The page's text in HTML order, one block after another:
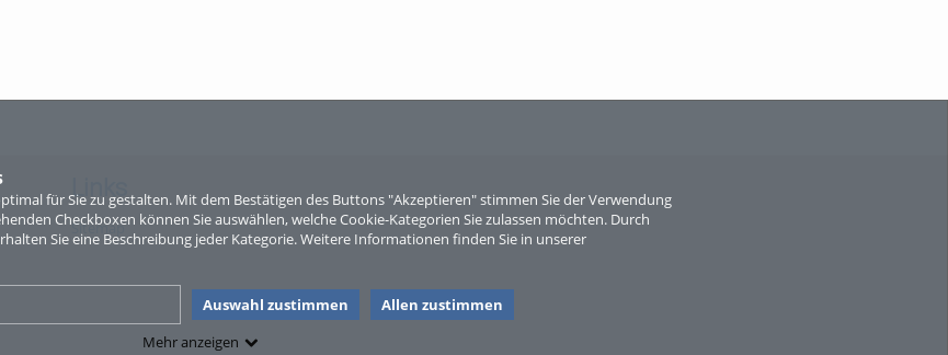
für Sie zu gestalten. Mit dem Bestätigen des Buttons "Akzeptieren" stimmen Sie der Verwendung
Checkboxen können Sie auswählen, welche Cookie-Kategorien Sie zulassen möchten. Durch
Sie eine Beschreibung jeder Kategorie. Weitere Informationen finden Sie in unserer
Auswahl zustimmen
Allen zustimmen
Mehr anzeigen
Sperber
Links
Sitemap